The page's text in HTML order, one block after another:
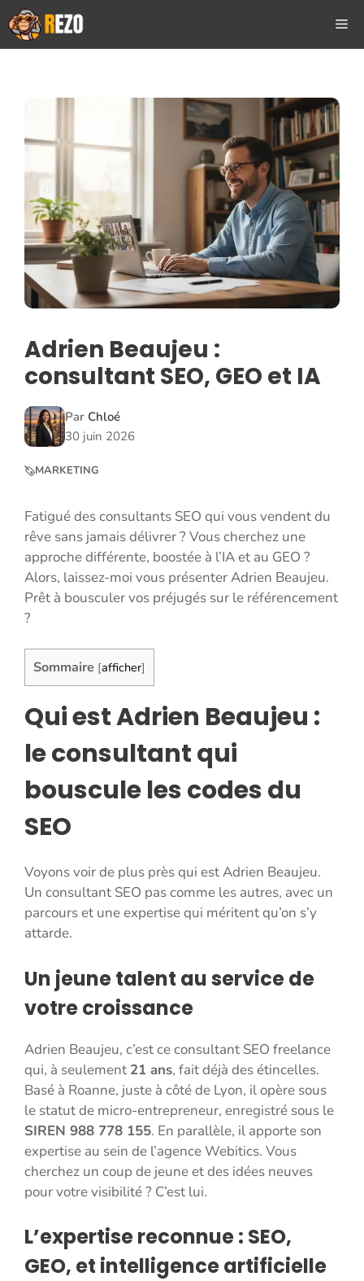
Aller
au
contenu
Adrien Beaujeu :
consultant SEO, GEO et IA
Par Chloé
30 juin 2026
MARKETING
Fatigué des consultants SEO qui vous vendent du
rêve sans jamais délivrer ? Vous cherchez une
approche différente, boostée à l’IA et au GEO ?
Alors, laissez-moi vous présenter Adrien Beaujeu.
Prêt à bousculer vos préjugés sur le référencement
?
Sommaire [afficher]
Qui est Adrien Beaujeu :
le consultant qui
bouscule les codes du
SEO
Voyons voir de plus près qui est Adrien Beaujeu.
Un consultant SEO pas comme les autres, avec un
parcours et une expertise qui méritent qu’on s’y
attarde.
Un jeune talent au service de
votre croissance
Adrien Beaujeu, c’est ce consultant SEO freelance
qui, à seulement 21 ans, fait déjà des étincelles.
Basé à Roanne, juste à côté de Lyon, il opère sous
le statut de micro-entrepreneur, enregistré sous le
SIREN 988 778 155. En parallèle, il apporte son
expertise au sein de l’agence Webitics. Vous
cherchez un coup de jeune et des idées neuves
pour votre visibilité ? C’est lui.
L’expertise reconnue : SEO,
GEO, et intelligence artificielle